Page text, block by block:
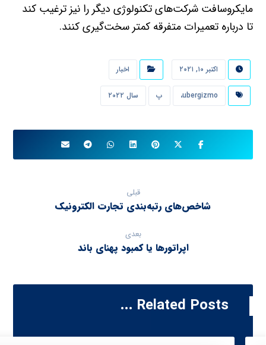
مایکروسافت شرکت‌های تکنولوژی دیگر را نیز ترغیب کند
تا درباره تعمیرات متفرقه کمتر سخت‌گیری کنند.
اکتبر ۱۰, ۲۰۲۱ اخبار
ubergizmo، پ سال ۲۰۲۲
قبلی
شاخص‌های رتبه‌بندی تجارت الکترونیک
بعدی
اپراتورها یا کمبود پهنای باند
Related Posts ...